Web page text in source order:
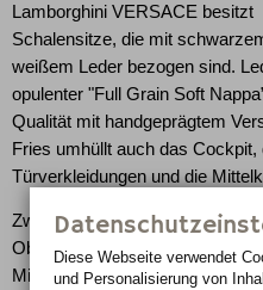
Lamborghini VERSACE besitzt
Schalensitze, die mit
weißem Leder bezogen sind.
opulenter "Full Grain Soft
Qualität mit handgeprägtem
Fries umhüllt auch das Cockpit,
Türverkleidungen und die
Zwei "Gianni Versace Couture”-
Oberseiten der Türverkleidung,
Mittelkonsole erinnert an die
Diese Webseite verwendet
und Personalisierung von